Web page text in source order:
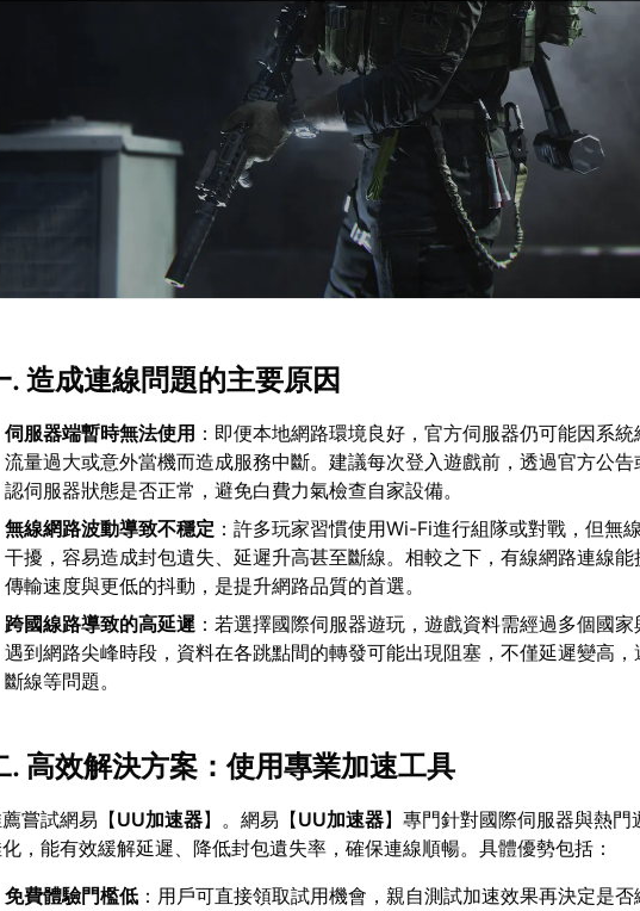
. 造成連線問題的主要原因
伺服器端暫時無法使用 ：即便本地網路環境良好，官方伺服器仍可能因系
流量過大或意外當機而造成服務中斷。建議每次登入遊戲前，透過官方公告
認伺服器狀態是否正常，避免白費力氣檢查自家設備。
無線網路波動導致不穩定 ：許多玩家習慣使用Wi-Fi進行組隊或對戰，但無
干擾，容易造成封包遺失、延遲升高甚至斷線。相較之下，有線網路連線能
傳輸速度與更低的抖動，是提升網路品質的首選。
跨國線路導致的高延遲 ：若選擇國際伺服器遊玩，遊戲資料需經過多個國家
遇到網路尖峰時段，資料在各跳點間的轉發可能出現阻塞，不僅延遲變高，
斷線等問題。
. 高效解決方案：使用專業加速工具
嘗試網易【UU加速器】。網易【UU加速器】專門針對國際伺服器與熱門
，能有效緩解延遲、降低封包遺失率，確保連線順暢。具體優勢包括：
免費體驗門檻低 ：用戶可直接領取試用機會，親自測試加速效果再決定是否